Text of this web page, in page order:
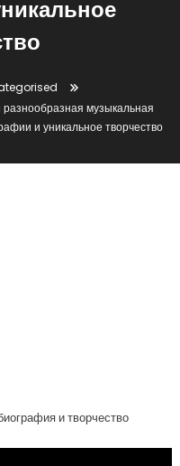
музыкальная
и уникальное творчество